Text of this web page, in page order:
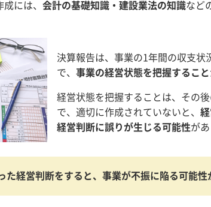
には、 会計の基礎知識・建設業法の知識など
決算報告は、事業の1年間の収支状
で、 事業の経営状態を把握すること
経営状態を把握することは、その
で、適切に作成されていないと、
経営判断に誤りが生じる可能性があ
た経営判断をすると、事業が不振に陥る可能性